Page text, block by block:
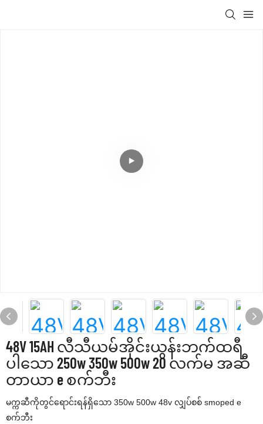
48V 15AH လီသီယမ်အိုင်းယွန်းဘက်ထရီ
ပါသော 250w 350w 500w 20 လက်မ အဆီ
တာယာ e စက်ဘီး
မက္ကဆီကိုတွင်ရောင်းရန်ရှိသော 350w 500w 48v လျှပ်စစ် smoped e
စက်ဘီး